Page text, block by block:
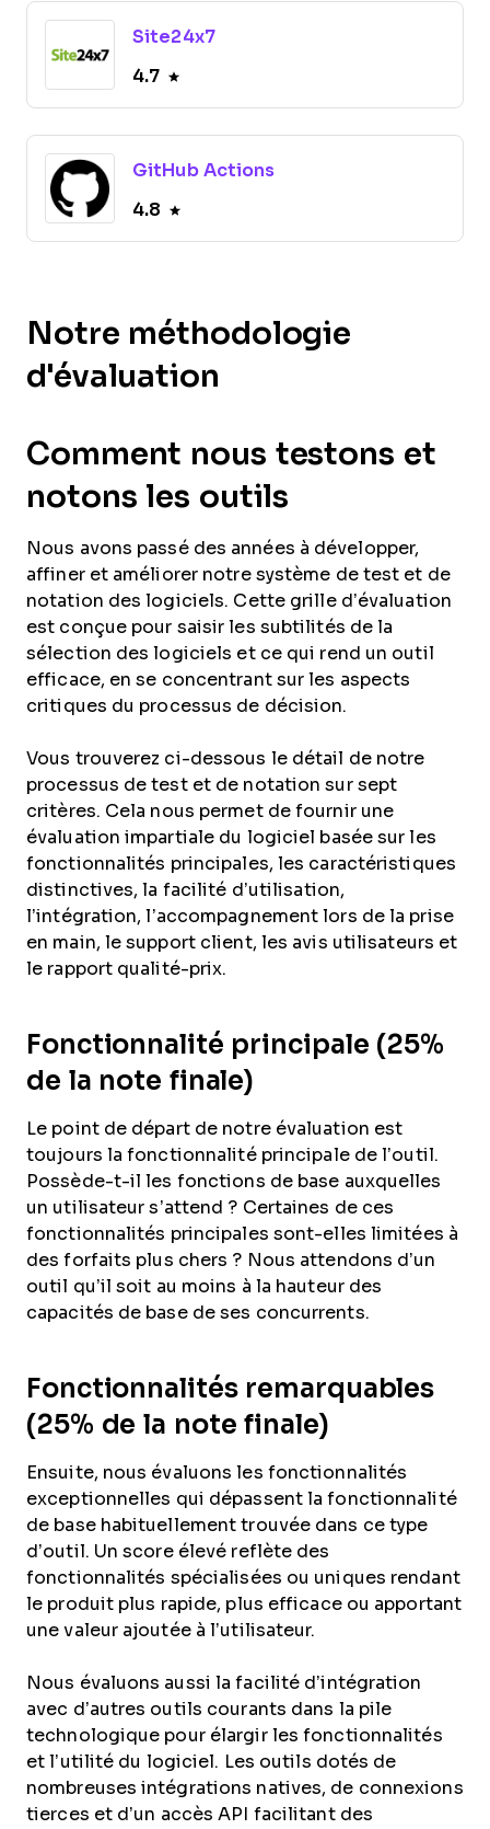
Site24x7
4.7
GitHub Actions
4.8
Notre méthodologie
d'évaluation
Comment nous testons et
notons les outils
Nous avons passé des années à développer,
affiner et améliorer notre système de test et de
notation des logiciels. Cette grille d’évaluation
est conçue pour saisir les subtilités de la
sélection des logiciels et ce qui rend un outil
efficace, en se concentrant sur les aspects
critiques du processus de décision.
Vous trouverez ci-dessous le détail de notre
processus de test et de notation sur sept
critères. Cela nous permet de fournir une
évaluation impartiale du logiciel basée sur les
fonctionnalités principales, les caractéristiques
distinctives, la facilité d’utilisation,
l’intégration, l’accompagnement lors de la prise
en main, le support client, les avis utilisateurs et
le rapport qualité-prix.
Fonctionnalité principale (25%
de la note finale)
Le point de départ de notre évaluation est
toujours la fonctionnalité principale de l’outil.
Possède-t-il les fonctions de base auxquelles
un utilisateur s’attend ? Certaines de ces
fonctionnalités principales sont-elles limitées à
des forfaits plus chers ? Nous attendons d’un
outil qu’il soit au moins à la hauteur des
capacités de base de ses concurrents.
Fonctionnalités remarquables
(25% de la note finale)
Ensuite, nous évaluons les fonctionnalités
exceptionnelles qui dépassent la fonctionnalité
de base habituellement trouvée dans ce type
d’outil. Un score élevé reflète des
fonctionnalités spécialisées ou uniques rendant
le produit plus rapide, plus efficace ou apportant
une valeur ajoutée à l’utilisateur.
Nous évaluons aussi la facilité d’intégration
avec d’autres outils courants dans la pile
technologique pour élargir les fonctionnalités
et l’utilité du logiciel. Les outils dotés de
nombreuses intégrations natives, de connexions
tierces et d’un accès API facilitant des